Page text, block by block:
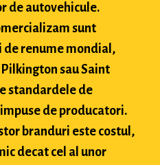
de autovehicule.
sunt
de renume mondial,
sau Saint
standardele de
de producatori.
branduri este costul,
decat cel al unor